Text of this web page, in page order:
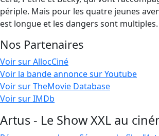
périple. Mais pour les quatre jeunes
est longue et les dangers sont multiples.
Nos Partenaires
Voir sur AllocCiné
Voir la bande annonce sur Youtube
Voir sur TheMovie Database
Voir sur IMDb
Artus - Le Show XXL au